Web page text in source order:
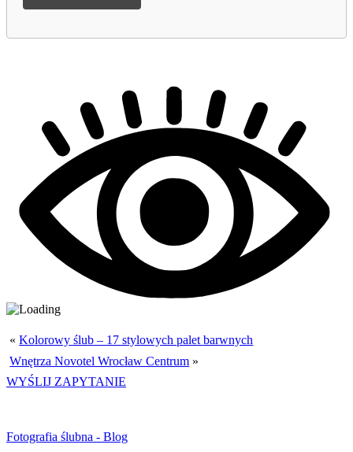
« Kolorowy ślub – 17 stylowych palet barwnych
Wnętrza Novotel Wrocław Centrum »
WYŚLIJ ZAPYTANIE
Fotografia ślubna - Blog